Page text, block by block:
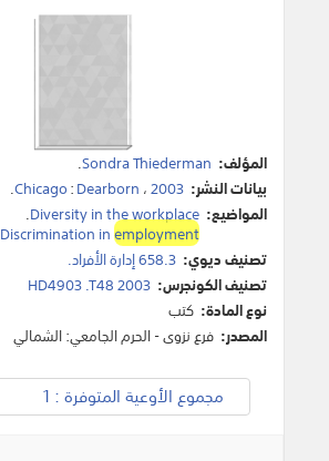
المؤلف: Sondra Thiederman
.
بيانات النشر:
Chicago:Dearborn ،2003
.
المواضيع: Diversity in the workplace
.
Discrimination inemployment
تصنيف ديوي: 658.3 إدارة الأفراد.
تصنيف الكونجرس: HD4903 .T48 2003
نوع المادة: كتب
المصدر: فرع نزوى - الحرم الجامعي: الشمالي
مجموع الأوعية المتوفرة : 1